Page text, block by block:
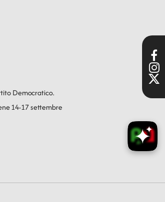
Democratico.
14-17 settembre